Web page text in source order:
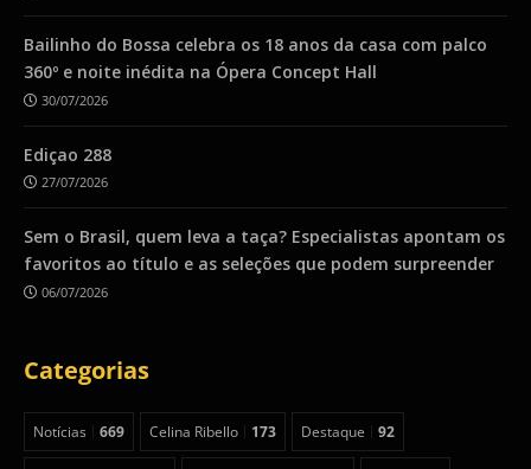
Bailinho do Bossa celebra os 18 anos da casa com palco
360º e noite inédita na Ópera Concept Hall
30/07/2026
Ediçao 288
27/07/2026
Sem o Brasil, quem leva a taça? Especialistas apontam os
favoritos ao título e as seleções que podem surpreender
06/07/2026
Categorias
Notícias 669 Celina Ribello 173 Destaque 92